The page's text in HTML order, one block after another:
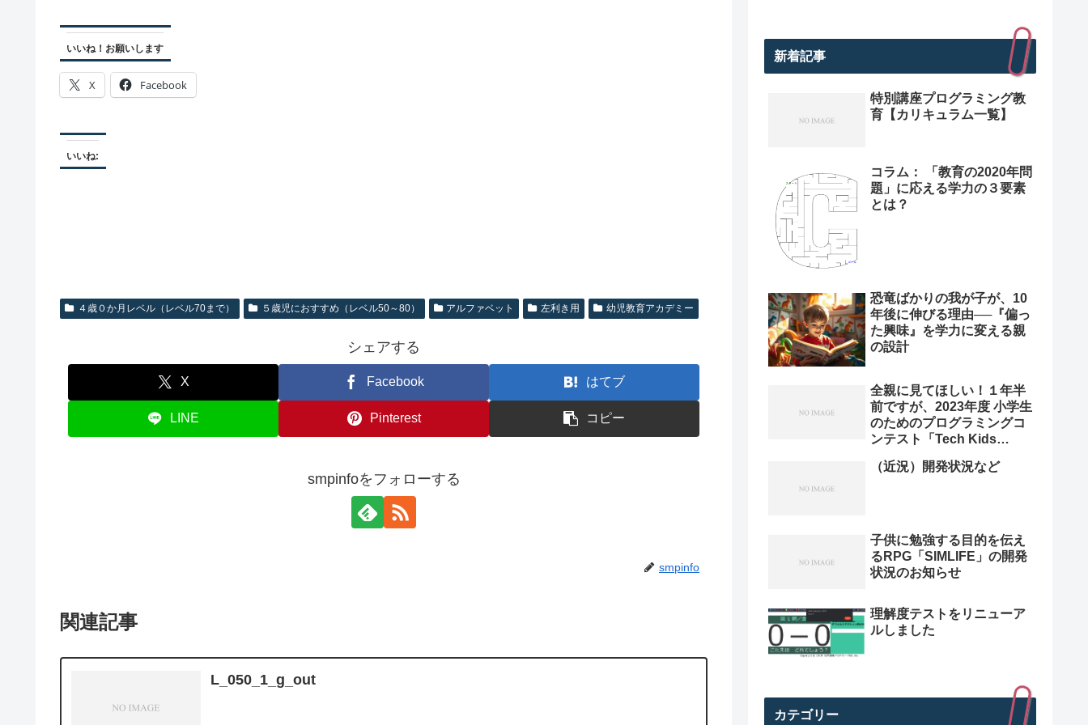
いいね！お願いします
X Facebook
いいね:
４歳０か月レベル（レベル70まで） ５歳児におすすめ（レベル50～80） アルファベット 左利き用 幼児教育アカデミー
シェアする
X Facebook はてブ
LINE Pinterest コピー
smpinfoをフォローする
smpinfo
関連記事
L_050_1_g_out
新着記事
特別講座プログラミング教
育【カリキュラム一覧】
コラム： 「教育の2020年問
題」に応える学力の３要素
とは？
恐竜ばかりの我が子が、10
年後に伸びる理由──『偏っ
た興味』を学力に変える親
の設計
全親に見てほしい！１年半
前ですが、2023年度 小学生
のためのプログラミングコ
ンテスト「Tech Kids
勝プレゼン動画を紹介。プ
（近況）開発状況など
子供に勉強する目的を伝え
るRPG「SIMLIFE」の開発
状況のお知らせ
理解度テストをリニューア
ルしました
カテゴリー